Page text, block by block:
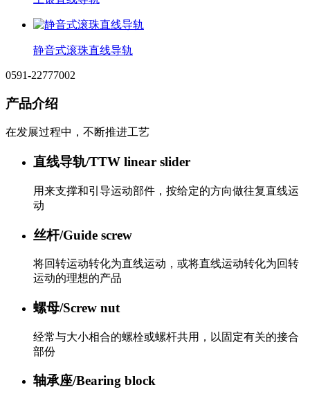
静音式滚珠直线导轨
0591-22777002
产品介绍
在发展过程中，不断推进工艺
直线导轨/TTW linear slider
用来支撑和引导运动部件，按给定的方向做往复直线运
动
丝杆/Guide screw
将回转运动转化为直线运动，或将直线运动转化为回转
运动的理想的产品
螺母/Screw nut
经常与大小相合的螺栓或螺杆共用，以固定有关的接合
部份
轴承座/Bearing block